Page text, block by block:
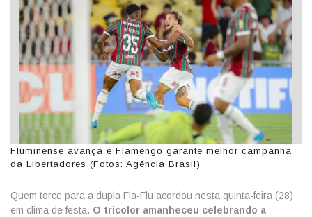
Fluminense avança e Flamengo garante melhor campanha
da Libertadores (Fotos: Agência Brasil)
Quem torce para a dupla Fla-Flu acordou nesta quinta-feira (28)
em clima de festa. O tricolor amanheceu celebrando a